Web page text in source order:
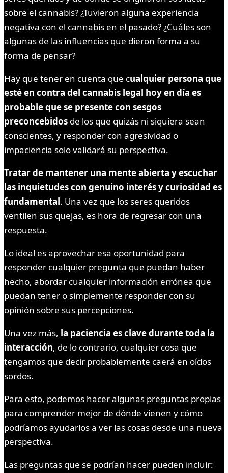
sobre el cannabis? ¿Tuvieron alguna experiencia
negativa con el cannabis en el pasado? ¿Cuáles son
algunas de las influencias que dieron forma a su
forma de pensar?
Hay que tener en cuenta que cualquier persona que
esté en contra del cannabis legal hoy en día es
probable que se presente con sesgos
preconcebidos de los que quizás ni siquiera sean
conscientes, y responder con agresividad o
impaciencia solo validará su perspectiva.
Tratar de mantener una mente abierta y escuchar
las inquietudes con genuino interés y curiosidad es
fundamental. Una vez que los seres queridos
ventilen sus quejas, es hora de regresar con una
respuesta.
Lo ideal es aprovechar esa oportunidad para
responder cualquier pregunta que puedan haber
hecho, abordar cualquier información errónea que
puedan tener o simplemente responder con su
opinión sobre sus percepciones.
Una vez más, la paciencia es clave durante toda la
interacción, de lo contrario, cualquier cosa que
tengamos que decir probablemente caerá en oídos
sordos.
Para esto, podemos hacer algunas preguntas propias
para comprender mejor de dónde vienen y cómo
podríamos ayudarlos a ver las cosas desde una nueva
perspectiva.
Las preguntas que se podrían hacer pueden incluir: